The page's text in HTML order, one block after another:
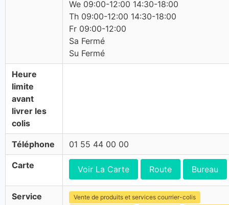
We 09:00-12:00 14:30-18:00
Th 09:00-12:00 14:30-18:00
Fr 09:00-12:00
Sa Fermé
Su Fermé
Heure
limite
avant
livrer les
colis
Téléphone 01 55 44 00 00
Carte Voir La Carte Route Bureau
Service
Vente de produits et services courrier-colis